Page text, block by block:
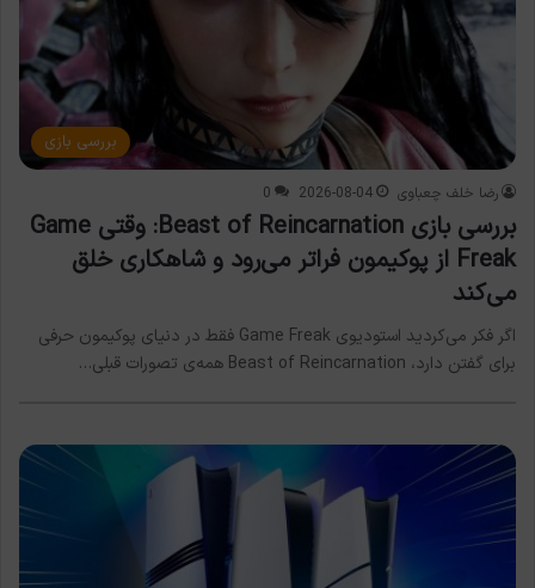
بررسی بازی
رضا خلف چعباوی 2026-08-04
0
بررسی بازی Beast of Reincarnation: وقتی Game
Freak از پوکیمون فراتر می‌رود و شاهکاری خلق
می‌کند
اگر فکر می‌کردید استودیوی Game Freak فقط در دنیای پوکیمون حرفی
برای گفتن دارد، Beast of Reincarnation همه‌ی تصورات قبلی…